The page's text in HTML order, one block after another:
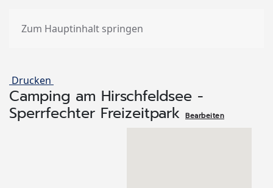
Zum Hauptinhalt springen
Drucken
Camping am Hirschfeldsee -
Sperrfechter Freizeitpark Bearbeiten